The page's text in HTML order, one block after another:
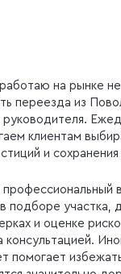
на рынке
переезда из
клиентам
и сохранения
подборе участка,
и оценке
консультацией.
помогает